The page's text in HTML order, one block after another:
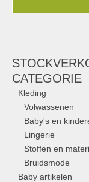
CATEGORIE
Kleding
Volwassenen
Baby's en
Lingerie
Stoffen en
Bruidsmode
Baby artikelen